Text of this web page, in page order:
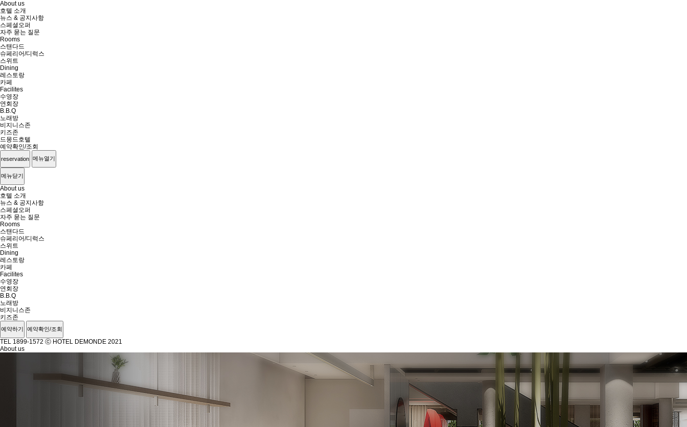
About us
호텔 소개
뉴스 & 공지사항
스페셜오퍼
자주 묻는 질문
Rooms
스탠다드
슈페리어/디럭스
스위트
Dining
레스토랑
카페
Facilites
수영장
연회장
B.B.Q
노래방
비지니스존
키즈존
드몽드호텔
예약확인/조회
reservation 메뉴열기
메뉴닫기
About us
호텔 소개
뉴스 & 공지사항
스페셜오퍼
자주 묻는 질문
Rooms
스탠다드
슈페리어/디럭스
스위트
Dining
레스토랑
카페
Facilites
수영장
연회장
B.B.Q
노래방
비지니스존
키즈존
예약하기 예약확인/조회
TEL 1899-1572 ⓒ HOTEL DEMONDE 2021
About us